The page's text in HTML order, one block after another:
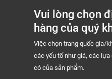
Vui lòng chọn
hàng của quý
Việc chọn trang quốc gia/
các yếu tố như giá, các
có của sản phẩm.